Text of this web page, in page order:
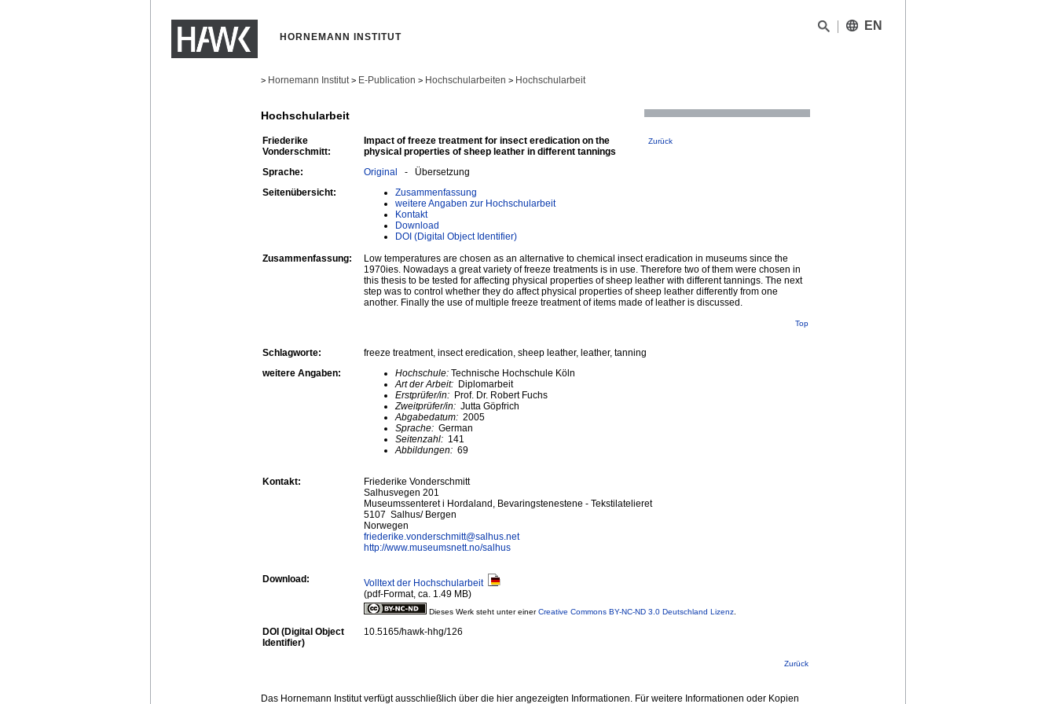
HORNEMANN INSTITUT
EN
> Hornemann Institut > E-Publication > Hochschularbeiten > Hochschularbeit
Hochschularbeit
Friederike
Vonderschmitt:
Impact of freeze treatment for insect eredication on the
physical properties of sheep leather in different tannings
Zurück
Sprache: Original - Übersetzung
Seitenübersicht:
Zusammenfassung
weitere Angaben zur Hochschularbeit
Kontakt
Download
DOI (Digital Object Identifier)
Zusammenfassung:
Low temperatures are chosen as an alternative to chemical insect eradication in museums since the
1970ies. Nowadays a great variety of freeze treatments is in use. Therefore two of them were chosen in
this thesis to be tested for affecting physical properties of sheep leather with different tannings. The next
step was to control whether they do affect physical properties of sheep leather differently from one
another. Finally the use of multiple freeze treatment of items made of leather is discussed.
Top
Schlagworte:
freeze treatment, insect eredication, sheep leather, leather, tanning
weitere Angaben:
Hochschule: Technische Hochschule Köln
Art der Arbeit: Diplomarbeit
Erstprüfer/in: Prof. Dr. Robert Fuchs
Zweitprüfer/in: Jutta Göpfrich
Abgabedatum: 2005
Sprache: German
Seitenzahl: 141
Abbildungen: 69
Kontakt:
Friederike Vonderschmitt
Salhusvegen 201
Museumssenteret i Hordaland, Bevaringstenestene - Tekstilatelieret
5107 Salhus/ Bergen
Norwegen
friederike.vonderschmitt@salhus.net
http://www.museumsnett.no/salhus
Download:
Volltext der Hochschularbeit
(pdf-Format, ca. 1.49 MB)
Dieses Werk steht unter einerCreative Commons BY-NC-ND 3.0 Deutschland Lizenz
DOI (Digital Object
Identifier)
10.5165/hawk-hhg/126
Zurück
Das Hornemann Institut verfügt ausschließlich über die hier angezeigten Informationen. Für weitere Informationen oder Kopien